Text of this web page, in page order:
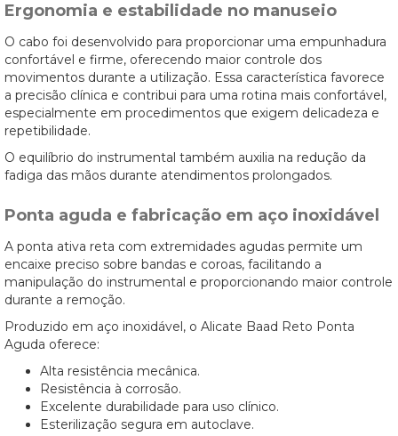
Ergonomia e estabilidade no manuseio
O cabo foi desenvolvido para proporcionar uma empunhadura
confortável e firme, oferecendo maior controle dos
movimentos durante a utilização. Essa característica favorece
a precisão clínica e contribui para uma rotina mais confortável,
especialmente em procedimentos que exigem delicadeza e
repetibilidade.
O equilíbrio do instrumental também auxilia na redução da
fadiga das mãos durante atendimentos prolongados.
Ponta aguda e fabricação em aço inoxidável
A ponta ativa reta com extremidades agudas permite um
encaixe preciso sobre bandas e coroas, facilitando a
manipulação do instrumental e proporcionando maior controle
durante a remoção.
Produzido em aço inoxidável, o Alicate Baad Reto Ponta
Aguda oferece:
Alta resistência mecânica.
Resistência à corrosão.
Excelente durabilidade para uso clínico.
Esterilização segura em autoclave.